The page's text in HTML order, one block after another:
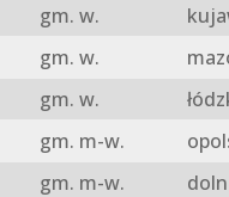
gm. w.
gm. w.
gm. w.
gm. m-w.
gm. m-w.